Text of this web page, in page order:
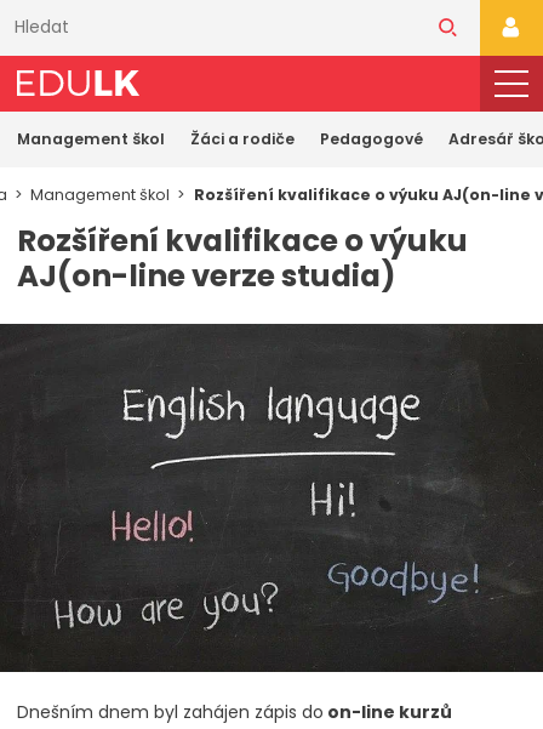
obsahu
Management škol Žáci a rodiče Pedagogové Adresář
Management škol Rozšíření kvalifikace o výuku AJ(on-line
Rozšíření kvalifikace o výuku
AJ(on-line verze studia)
Dnešním dnem byl zahájen zápis do on-line kurzů